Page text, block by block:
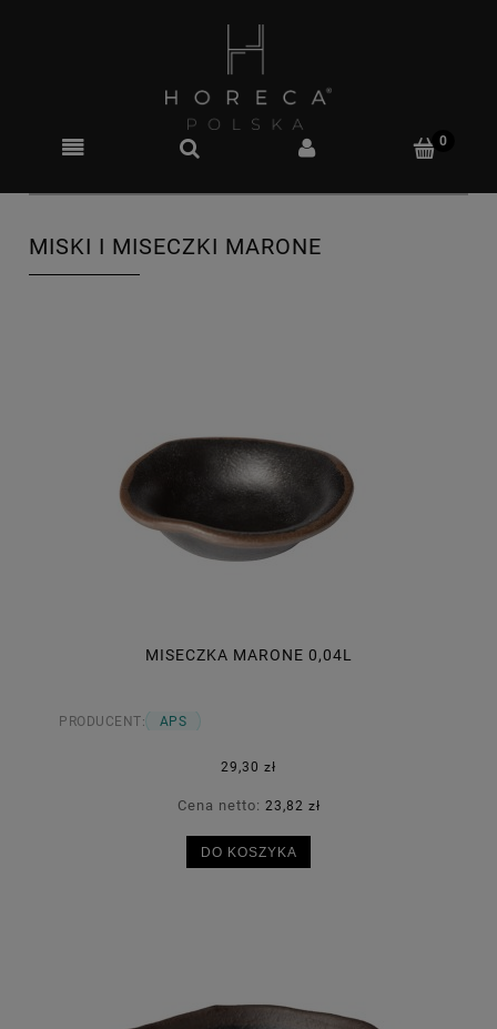
MISKI I MISECZKI MARONE
MISECZKA MARONE 0,04L
PRODUCENT: APS
29,30 zł
Cena netto: 23,82 zł
DO KOSZYKA